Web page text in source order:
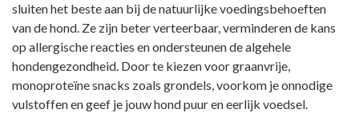
sluiten het beste aan bij de natuurlijke voedingsbehoeften
van de hond. Ze zijn beter verteerbaar, verminderen de kans
op allergische reacties en ondersteunen de algehele
hondengezondheid. Door te kiezen voor graanvrije,
monoproteïne snacks zoals grondels, voorkom je onnodige
vulstoffen en geef je jouw hond puur en eerlijk voedsel.